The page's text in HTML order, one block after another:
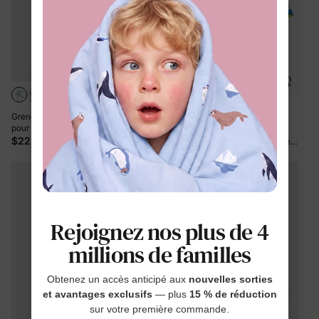
Grenouillère à pieds en bambou
pour bébé garçon/fille, motif animal
enfantin, fermeture éclair double
$22.99
+3
Grenouillère bleue à pieds
antidérapants, imprimée abeilles et
motif bambou, lot de 2, en bambou,
bleu uni
$39.99
Rejoignez nos plus de 4
millions de familles
Obtenez un accès anticipé aux nouvelles sorties
et avantages exclusifs — plus 15 % de réduction
sur votre première commande.